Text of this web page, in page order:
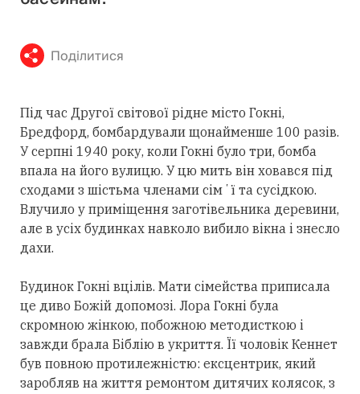
Поділитися
Під час Другої світової рідне місто Гокні,
Бредфорд, бомбардували щонайменше 100 разів.
У серпні 1940 року, коли Гокні було три, бомба
впала на його вулицю. У цю мить він ховався під
сходами з шістьма членами сімʼї та сусідкою.
Влучило у приміщення заготівельника деревини,
але в усіх будинках навколо вибило вікна і знесло
дахи.
Будинок Гокні вцілів. Мати сімейства приписала
це диво Божій допомозі. Лора Гокні була
скромною жінкою, побожною методисткою і
завжди брала Біблію в укриття. Її чоловік Кеннет
був повною протилежністю: ексцентрик, який
заробляв на життя ремонтом дитячих колясок, з